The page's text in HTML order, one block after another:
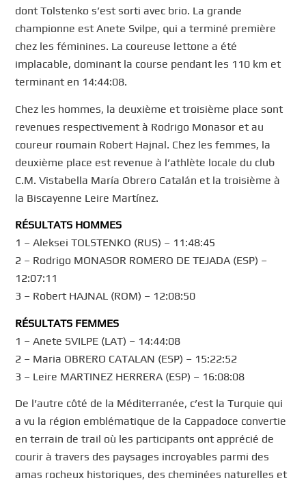
dont Tolstenko s’est sorti avec brio. La grande
championne est Anete Svilpe, qui a terminé première
chez les féminines. La coureuse lettone a été
implacable, dominant la course pendant les 110 km et
terminant en 14:44:08.
Chez les hommes, la deuxième et troisième place sont
revenues respectivement à Rodrigo Monasor et au
coureur roumain Robert Hajnal. Chez les femmes, la
deuxième place est revenue à l’athlète locale du club
C.M. Vistabella María Obrero Catalán et la troisième à
la Biscayenne Leire Martínez.
RÉSULTATS HOMMES
1 – Aleksei TOLSTENKO (RUS) – 11:48:45
2 – Rodrigo MONASOR ROMERO DE TEJADA (ESP) –
12:07:11
3 – Robert HAJNAL (ROM) – 12:08:50
RÉSULTATS FEMMES
1 – Anete SVILPE (LAT) – 14:44:08
2 – Maria OBRERO CATALAN (ESP) – 15:22:52
3 – Leire MARTINEZ HERRERA (ESP) – 16:08:08
De l’autre côté de la Méditerranée, c’est la Turquie qui
a vu la région emblématique de la Cappadoce convertie
en terrain de trail où les participants ont apprécié de
courir à travers des paysages incroyables parmi des
amas rocheux historiques, des cheminées naturelles et